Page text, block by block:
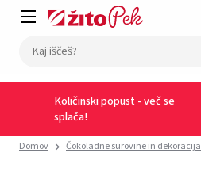
Količinski popust - več se
splača!
Domov Čokoladne surovine in dekoracija